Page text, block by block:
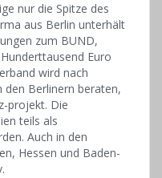
nur die Spitze des
aus Berlin unterhält
zum BUND,
Euro
wird nach
den Berlinern beraten,
projekt. Die
teils als
Auch in den
Hessen und Baden-